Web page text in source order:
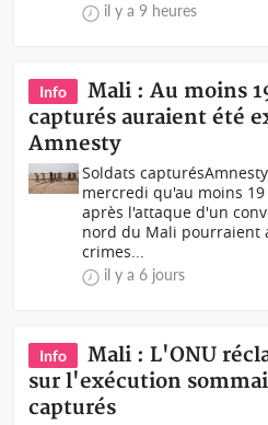
il y a 9 heures
Info
Mali : Au moins
capturés auraient été
Amnesty
Soldats
mercredi qu'au moins
après l'attaque d'un
nord du Mali pourraient
crimes...
il y a 6 jours
Info
Mali : L'ONU
sur l'exécution
capturés